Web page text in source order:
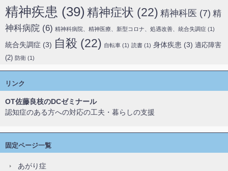
精神疾患 (39) 精神症状 (22) 精神科医 (7) 精
神科病院 (6) 精神科病院、精神医療、新型コロナ、処遇改善、統合失調症 (1)
統合失調症 (3) 自殺 (22) 自転車 (1) 読書 (1) 身体疾患 (3) 適応障害
(2) 防衛 (1)
リンク
OT佐藤良枝のDCゼミナール
認知症のある方への対応の工夫・暮らしの支援
固定ページ一覧
あがり症